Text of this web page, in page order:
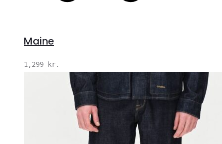
Maine
1,299 kr.